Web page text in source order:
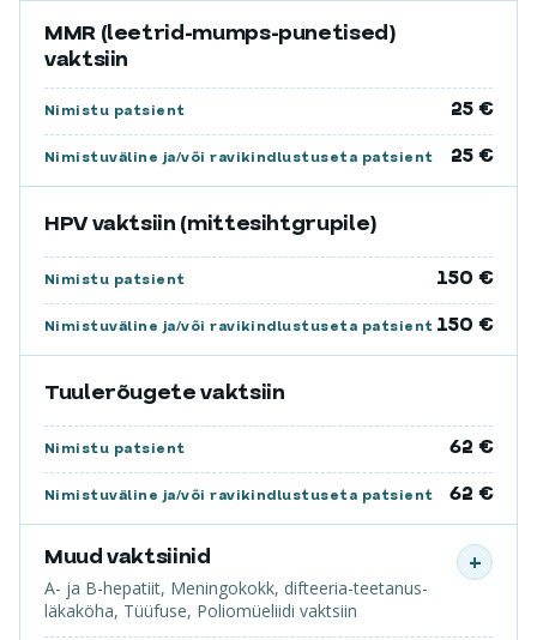
MMR (leetrid-mumps-punetised)
vaktsiin
Nimistu patsient 25 €
Nimistuväline ja/või ravikindlustuseta patsient 25 €
HPV vaktsiin (mittesihtgrupile)
Nimistu patsient 150 €
Nimistuväline ja/või ravikindlustuseta patsient 150 €
Tuulerõugete vaktsiin
Nimistu patsient 62 €
Nimistuväline ja/või ravikindlustuseta patsient 62 €
Muud vaktsiinid
A- ja B-hepatiit, Meningokokk, difteeria-teetanus-
läkaköha, Tüüfuse, Poliomüeliidi vaktsiin
+